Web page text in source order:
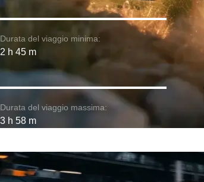
Durata del viaggio minima:
2 h 45 m
Durata del viaggio massima:
3 h 58 m